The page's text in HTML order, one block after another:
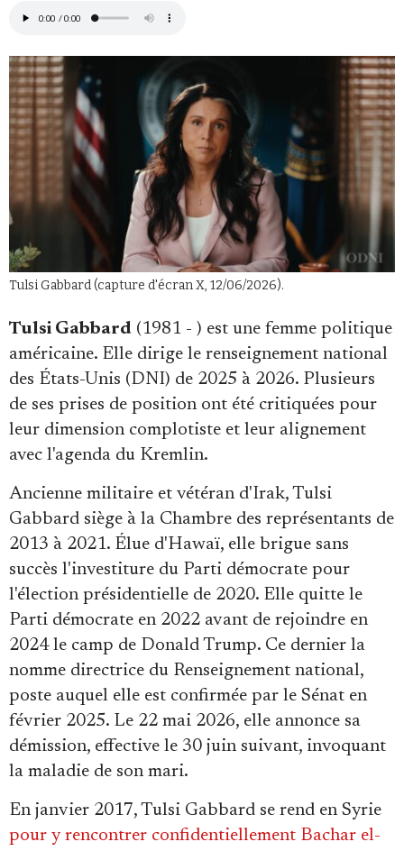
Faire un don
Demander à Vera
Se connecter
Tulsi Gabbard (capture d'écran X, 12/06/2026).
Tulsi Gabbard (1981 - ) est une femme politique
américaine. Elle dirige le renseignement national
des États-Unis (DNI) de 2025 à 2026. Plusieurs
de ses prises de position ont été critiquées pour
leur dimension complotiste et leur alignement
avec l'agenda du Kremlin.
Ancienne militaire et vétéran d'Irak, Tulsi
Gabbard siège à la Chambre des représentants de
2013 à 2021. Élue d'Hawaï, elle brigue sans
succès l'investiture du Parti démocrate pour
l'élection présidentielle de 2020. Elle quitte le
Parti démocrate en 2022 avant de rejoindre en
2024 le camp de Donald Trump. Ce dernier la
nomme directrice du Renseignement national,
poste auquel elle est confirmée par le Sénat en
février 2025. Le 22 mai 2026, elle annonce sa
démission, effective le 30 juin suivant, invoquant
la maladie de son mari.
En janvier 2017, Tulsi Gabbard se rend en Syrie
pour y rencontrer confidentiellement Bachar el-